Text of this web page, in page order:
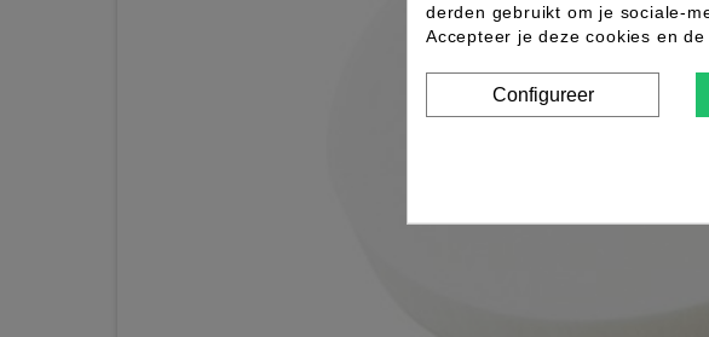
derden gebruikt om je sociale-
Accepteer je deze cookies en
Configureer